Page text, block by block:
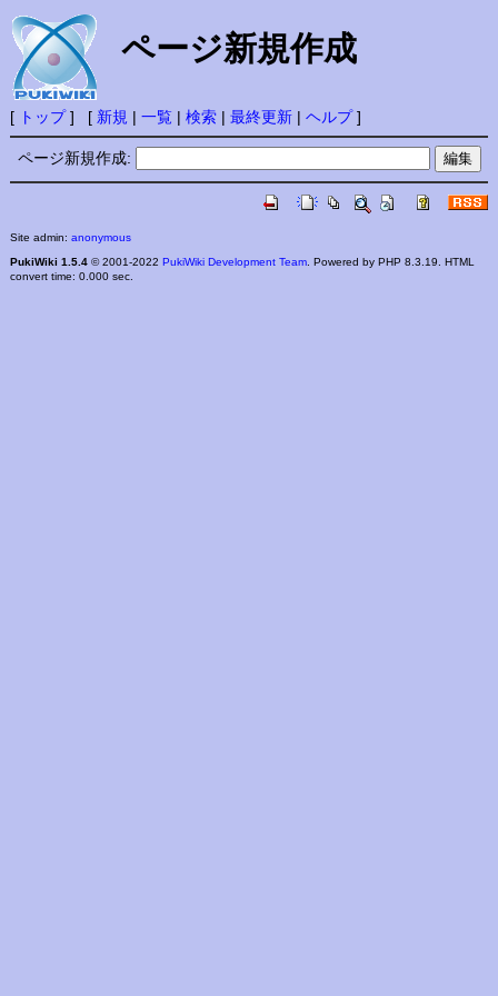
ページ新規作成
[ トップ] [ 新規 | 一覧| 検索| 最終更新| ヘルプ]
ページ新規作成:
Site admin: anonymous
PukiWiki 1.5.4© 2001-2022 PukiWiki Development Team. Powered by PHP 8.3.19. HTML
convert time: 0.000 sec.